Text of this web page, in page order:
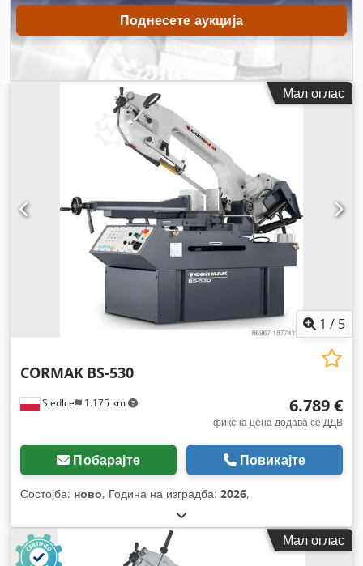
Поднесете аукција
Мал оглас
1 / 5
Siedlce 1.175 km
CORMAK BS-530
6.789 €
фиксна цена додава се ДДВ
Побарајте Повикајте
Состојба: ново, Година на изградба: 2026,
Мал оглас